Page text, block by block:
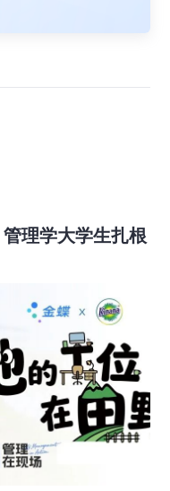
理学大学生扎根